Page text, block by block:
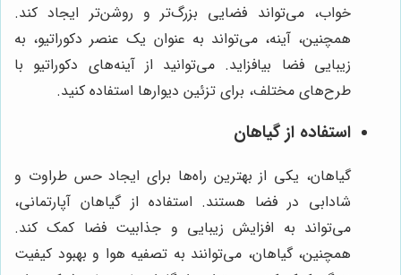
خواب، می‌تواند فضایی بزرگ‌تر و روشن‌تر ایجاد کند.
همچنین، آینه، می‌تواند به عنوان یک عنصر دکوراتیو، به
زیبایی فضا بیافزاید. می‌توانید از آینه‌های دکوراتیو با
طرح‌های مختلف، برای تزئین دیوارها استفاده کنید.
استفاده از گیاهان
گیاهان، یکی از بهترین راه‌ها برای ایجاد حس طراوت و
شادابی در فضا هستند. استفاده از گیاهان آپارتمانی،
می‌تواند به افزایش زیبایی و جذابیت فضا کمک کند.
همچنین، گیاهان، می‌توانند به تصفیه هوا و بهبود کیفیت